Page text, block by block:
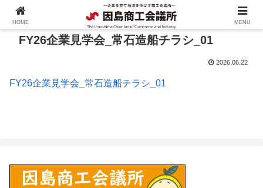
FY26企業見学会_常石造船チラシ_01
2026.06.22
FY26企業見学会_常石造船チラシ_01
HOME MENU